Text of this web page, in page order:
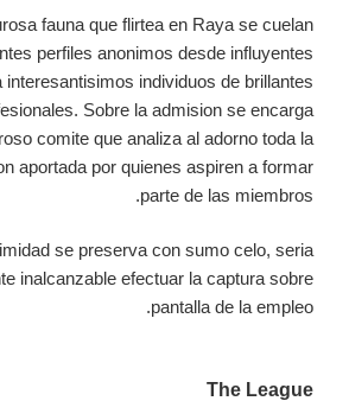
fauna que flirtea en Raya se cuelan
perfiles anonimos desde influyentes
interesantisimos individuos de brillantes
Sobre la admision se encarga
comite que analiza al adorno toda la
aportada por quienes aspiren a formar
parte de las miembros.
se preserva con sumo celo, seria
inalcanzable efectuar la captura sobre
pantalla de la empleo.
The League